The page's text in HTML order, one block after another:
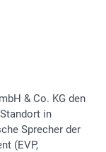
& Co. KG den
in
Sprecher der
(EVP,